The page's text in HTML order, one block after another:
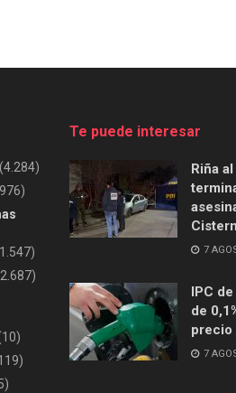
(4.284)
Te puede interesar
Riña
7
IPC
de
precio
7